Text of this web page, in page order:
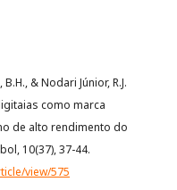
& Nodari Júnior, R.J.
como marca
de alto rendimento do
10(37), 37-44.
view/575